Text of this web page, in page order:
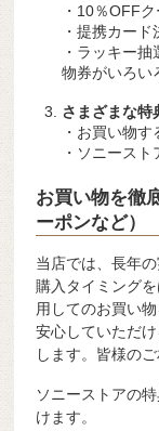
・10％OFF
・提携カー
・ラッキー
物券がいろい
さまざまな特
・お買い物
・ソニース
お買い物を徹
ーポンなど）
当店では、長年
購入タイミング
用してのお買い
安心していただ
します。皆様の
ソニーストアの
けます。